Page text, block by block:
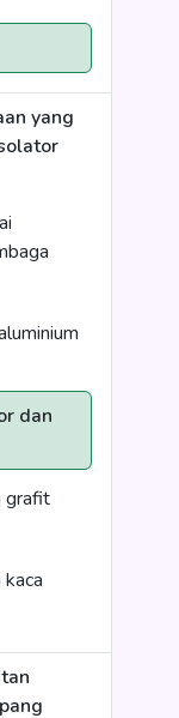
yang
dan
grafit